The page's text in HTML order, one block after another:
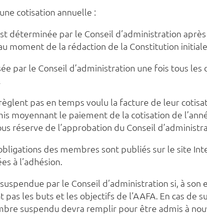
cotisation annuelle :
déterminée par le Conseil d’administration
moment de la rédaction de la Constitution
par le Conseil d’administration une fois tous
pas en temps voulu la facture de leur
moyennant le paiement de la cotisation de
réserve de l’approbation du Conseil
des membres sont publiés sur le site
à l’adhésion.
par le Conseil d’administration si, à
pas les buts et les objectifs de l’AAFA. En cas
suspendu devra remplir pour être admis à